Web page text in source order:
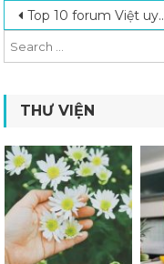
Post
Top 10 forum Việt uy tín nhất hiện nay
THƯ VIỆN